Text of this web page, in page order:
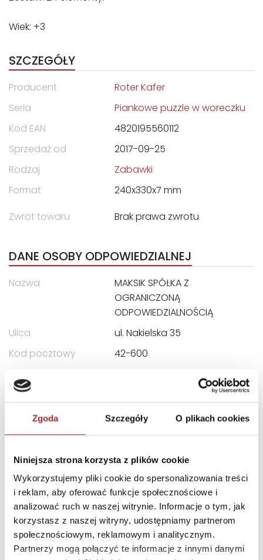
Zgoda Szczegóły O plikach cookies
Niniejsza strona korzysta z plików cookie
Wykorzystujemy pliki cookie do spersonalizowania treści
i reklam, aby oferować funkcje społecznościowe i
analizować ruch w naszej witrynie. Informacje o tym, jak
korzystasz z naszej witryny, udostępniamy partnerom
społecznościowym, reklamowym i analitycznym.
Partnerzy mogą połączyć te informacje z innymi danymi
Wiek: +3
SZCZEGÓŁY
Producent
Roter Kafer
Seria
Piankowe puzzle w woreczku
Kod EAN
4820195560112
Sprzedaż od
2017-09-25
Rodzaj
Zabawki
Format
240x330x7 mm
Zwrot towaru
Brak prawa zwrotu
DANE OSOBY ODPOWIEDZIALNEJ
Nazwa
MAKSIK SPÓŁKA Z
OGRANICZONĄ
ODPOWIEDZIALNOŚCIĄ
Ulica
ul. Nakielska 35
Kod pocztowy
42-600
E-mail
INNI KLIENCI KUPOWALI